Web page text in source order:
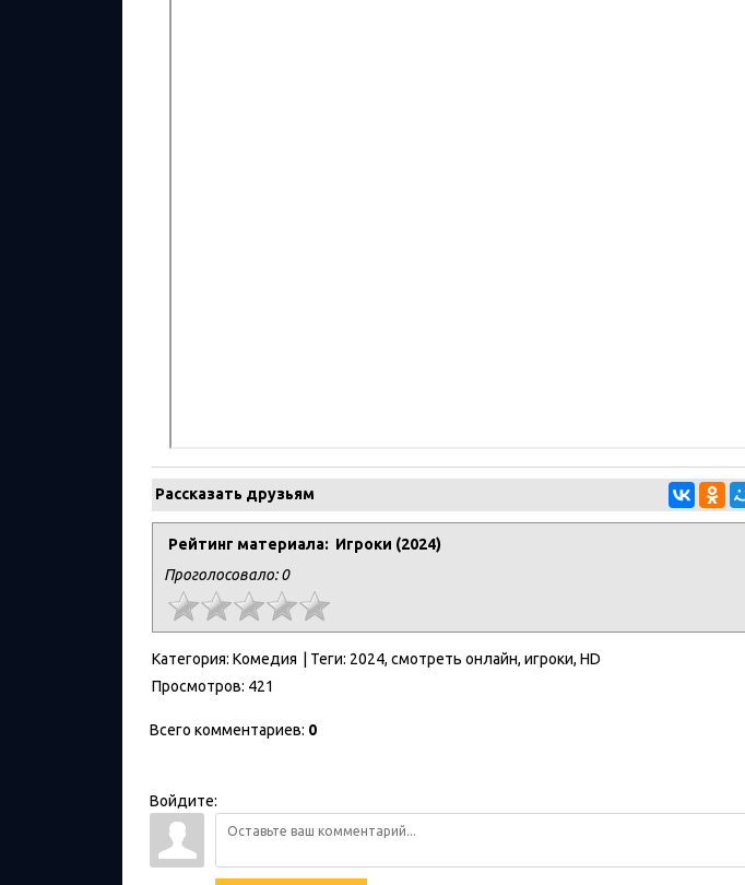
Рассказать друзьям
Рейтинг материала: Игроки (2024)
Проголосовало:0
Категория: Комедия Теги: 2024, смотреть онлайн, игроки, HD
Просмотров: 421
Всего комментариев: 0
Войдите: